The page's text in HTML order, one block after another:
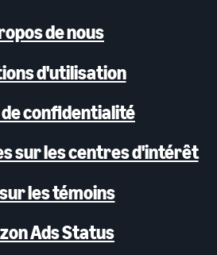
de nous
d'utilisation
de confidentialité
sur les centres d'intérêt
les témoins
Ads Status